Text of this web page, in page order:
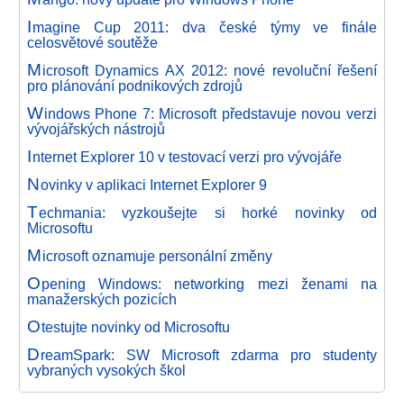
Imagine Cup 2011: dva české týmy ve finále
celosvětové soutěže
Microsoft Dynamics AX 2012: nové revoluční řešení
pro plánování podnikových zdrojů
Windows Phone 7: Microsoft představuje novou verzi
vývojářských nástrojů
Internet Explorer 10 v testovací verzi pro vývojáře
Novinky v aplikaci Internet Explorer 9
Techmania: vyzkoušejte si horké novinky od
Microsoftu
Microsoft oznamuje personální změny
Opening Windows: networking mezi ženami na
manažerských pozicích
Otestujte novinky od Microsoftu
DreamSpark: SW Microsoft zdarma pro studenty
vybraných vysokých škol